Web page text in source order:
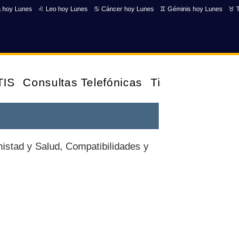
hoy Lunes ♌ Leo hoy Lunes ♋ Cáncer hoy Lunes ♊ Géminis hoy Lunes ♉
Consultas Telefónicas Tienda
y Salud, Compatibilidades y